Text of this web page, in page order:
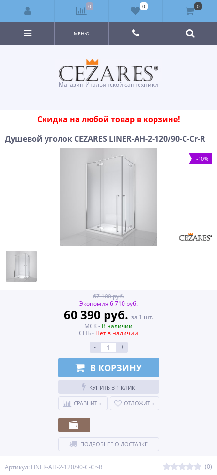
Магазин Итальянской сантехники
МЕНЮ
Скидка на любой товар в корзине!
Душевой уголок CEZARES LINER-AH-2-120/90-C-Cr-R
-10%
Артикул: LINER-AH-2-120/90-C-Cr-R
(0)
67 100 руб.
Экономия 6 710 руб.
60 390 руб. за 1 шт.
МСК - В наличии
СПБ - Нет в наличии
-
+
В КОРЗИНУ
КУПИТЬ В 1 КЛИК
СРАВНИТЬ ОТЛОЖИТЬ
ПОДРОБНЕЕ О ДОСТАВКЕ
0 0 0